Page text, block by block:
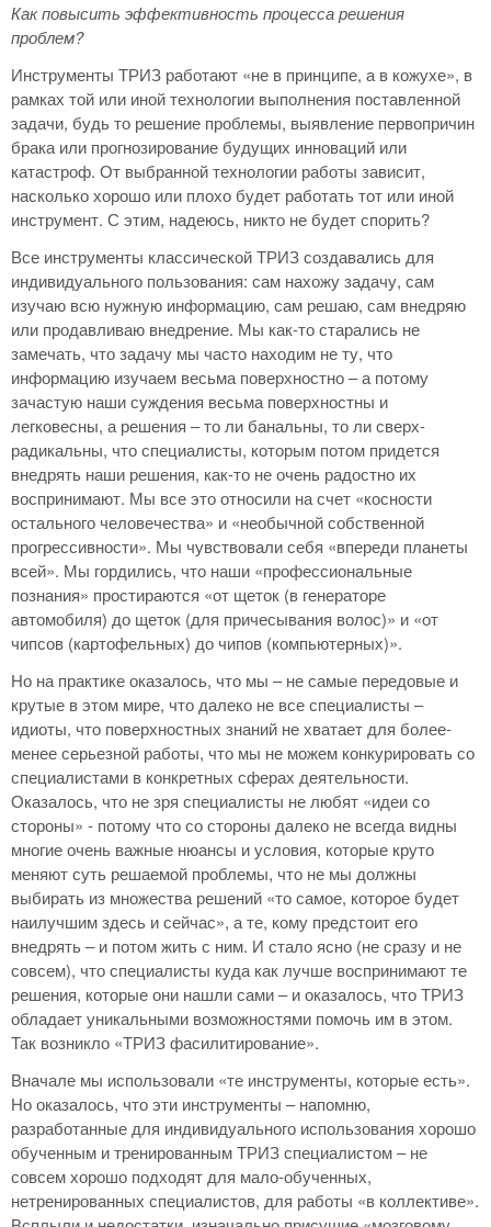
Как повысить эффективность процесса решения
проблем?
Инструменты ТРИЗ работают «не в принципе, а в кожухе», в
рамках той или иной технологии выполнения поставленной
задачи, будь то решение проблемы, выявление первопричин
брака или прогнозирование будущих инноваций или
катастроф. От выбранной технологии работы зависит,
насколько хорошо или плохо будет работать тот или иной
инструмент. С этим, надеюсь, никто не будет спорить?
Все инструменты классической ТРИЗ создавались для
индивидуального пользования: сам нахожу задачу, сам
изучаю всю нужную информацию, сам решаю, сам внедряю
или продавливаю внедрение. Мы как-то старались не
замечать, что задачу мы часто находим не ту, что
информацию изучаем весьма поверхностно – а потому
зачастую наши суждения весьма поверхностны и
легковесны, а решения – то ли банальны, то ли сверх-
радикальны, что специалисты, которым потом придется
внедрять наши решения, как-то не очень радостно их
воспринимают. Мы все это относили на счет «косности
остального человечества» и «необычной собственной
прогрессивности». Мы чувствовали себя «впереди планеты
всей». Мы гордились, что наши «профессиональные
познания» простираются «от щеток (в генераторе
автомобиля) до щеток (для причесывания волос)» и «от
чипсов (картофельных) до чипов (компьютерных)».
Но на практике оказалось, что мы – не самые передовые и
крутые в этом мире, что далеко не все специалисты –
идиоты, что поверхностных знаний не хватает для более-
менее серьезной работы, что мы не можем конкурировать со
специалистами в конкретных сферах деятельности.
Оказалось, что не зря специалисты не любят «идеи со
стороны» - потому что со стороны далеко не всегда видны
многие очень важные нюансы и условия, которые круто
меняют суть решаемой проблемы, что не мы должны
выбирать из множества решений «то самое, которое будет
наилучшим здесь и сейчас», а те, кому предстоит его
внедрять – и потом жить с ним. И стало ясно (не сразу и не
совсем), что специалисты куда как лучше воспринимают те
решения, которые они нашли сами – и оказалось, что ТРИЗ
обладает уникальными возможностями помочь им в этом.
Так возникло «ТРИЗ фасилитирование».
Вначале мы использовали «те инструменты, которые есть».
Но оказалось, что эти инструменты – напомню,
разработанные для индивидуального использования хорошо
обученным и тренированным ТРИЗ специалистом – не
совсем хорошо подходят для мало-обученных,
нетренированных специалистов, для работы «в коллективе».